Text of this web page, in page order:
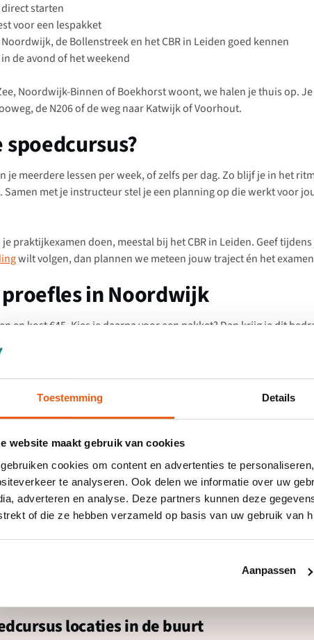
Toestemming Details
website maakt gebruik van cookies
cookies om content en advertenties te
te analyseren. Ook delen we informatie over uw
adverteren en analyse. Deze partners kunnen deze
of die ze hebben verzameld op basis van uw gebruik van
Aanpassen
starten
voor een lespakket
de Bollenstreek en het CBR in Leiden goed kennen
de avond of het weekend
Noordwijk-Binnen of Boekhorst woont, we halen je thuis op.
de N206 of de weg naar Katwijk of Voorhout.
je meerdere lessen per week, of zelfs per dag. Zo blijf je in het
Samen met je instructeur stel je een planning op die werkt voor
praktijkexamen doen, meestal bij het CBR in Leiden. Geef
wilt volgen, dan plannen we meteen jouw traject én het
in Noordwijk
en kost €45. Kies je daarna voor een pakket? Dan krijg je dit
eigenlijk helemaal gratis.
geen luxe te zijn. Bij Nationale Rijschool in Noordwijk kun je al
examendatum
feedback
in één keer slaagt
bent. Geen verrassingen, wél resultaat.
locaties in de buurt